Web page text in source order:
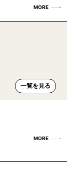
MORE
一覧を見る
MORE